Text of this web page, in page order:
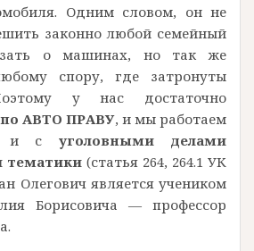
Одним словом, он не
законно любой семейный
о машинах, но так же
спору, где затронуты
у нас достаточно
АВТО ПРАВУ, и мы работаем
и с уголовными делами
тематики (статья 264, 264.1 УК
Олегович является учеником
Борисовича — профессор